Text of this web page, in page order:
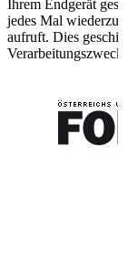
Ihrem Endgerät
jedes Mal
aufruft. Dies
Verarbeitungszwecke.
FONDS